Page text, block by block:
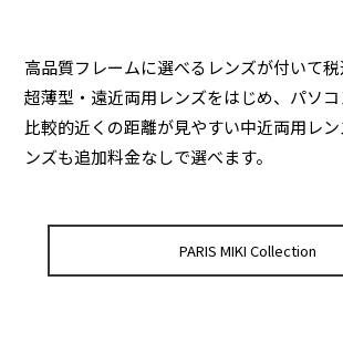
高品質フレームに選べるレンズが付いて税
超薄型・遠近両用レンズをはじめ、パソ
比較的近くの距離が見やすい中近両用レ
ンズも追加料金なしで選べます。
PARIS MIKI Collection